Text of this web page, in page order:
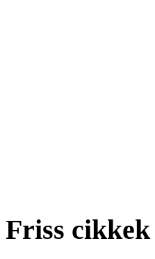
Friss cikkek